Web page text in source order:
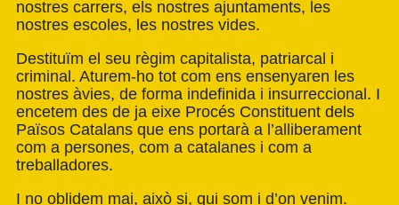
nostres carrers, els nostres ajuntaments, les
nostres escoles, les nostres vides.
Destituïm el seu règim capitalista, patriarcal i
criminal. Aturem-ho tot com ens ensenyaren les
nostres àvies, de forma indefinida i insurreccional. I
encetem des de ja eixe Procés Constituent dels
Països Catalans que ens portarà a l’alliberament
com a persones, com a catalanes i com a
treballadores.
I no oblidem mai, això si, qui som i d’on venim.